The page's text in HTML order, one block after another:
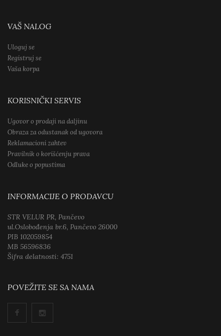
VAŠ NALOG
Uloguj se
Registruj se
Vaša korpa
KORISNIČKI SERVIS
Ugovor o prodaji na daljinu
Obraza za odustanak od ugovora
Reklamacioni zahtev
Pravilnik o korišćenju prava
Odluke o popustima
INFORMACIJE O PRODAVCU
STR VELUR PR, Pančevo
ul.Oslobođenja br.6, Pančevo 26000
PIB 102059854
MB 56596836
Šifra delatnosti: 4751
POVEŽITE SE SA NAMA